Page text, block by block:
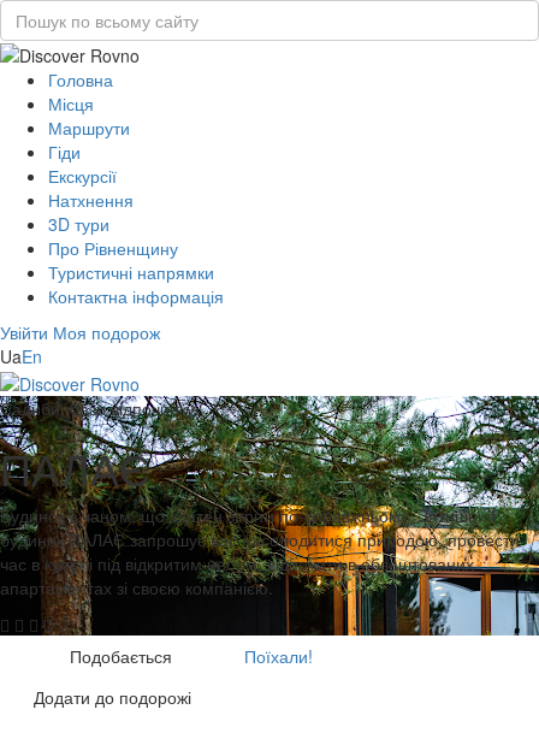
Головна
Місця
Маршрути
Гіди
Екскурсії
Натхнення
3D тури
Про Рівненщину
Туристичні напрямки
Контактна інформація
Увійти Моя подорож
UaEn
Садиби, бази відпочинку
ПАЛАЄ
Будинок з чаном, що здатен зігріти по-справжньому. Затишний
будинок ПАЛАЄ запрошує вас насолодитися природою, провести
час в купелі під відкритим небом, відпочити в облаштованих
апартаментах зі своєю компанією.
Подобається
Поїхали!
Додати до подорожі